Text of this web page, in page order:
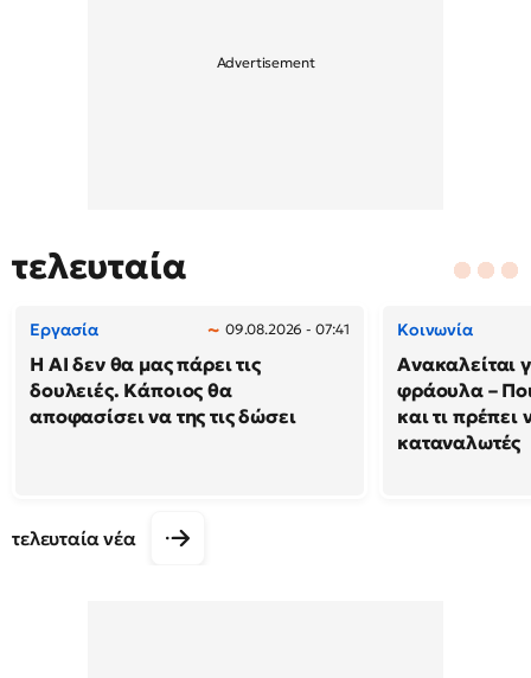
τελευταία
Εργασία 09.08.2026 - 07:41
Η AI δεν θα μας πάρει τις
δουλειές. Κάποιος θα
αποφασίσει να της τις δώσει
Κοινωνία
Ανακαλείται
φράουλα –
και τι πρέπει
καταναλωτές
τελευταία νέα